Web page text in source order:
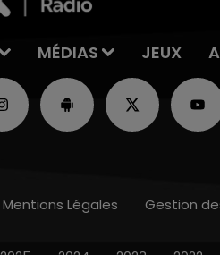
MÉDIAS JEUX
Mentions Légales Gestion